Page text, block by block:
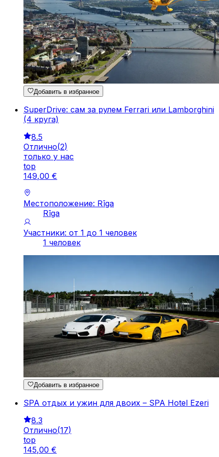
Добавить в избранное
SuperDrive: сам за рулем Ferrari или Lamborghini
(4 круга)
8.5
Отлично(2)
только у нас
top
149,00 €
Местоположение: Rīga
Rīga
Участники: от 1 до 1 человек
1 человек
Добавить в избранное
SPA отдых и ужин для двоих – SPA Hotel Ezeri
8.3
Отлично(17)
top
145,00 €